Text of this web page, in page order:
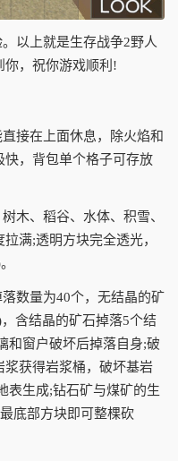
以上就是生存战争2野人
你，祝你游戏顺利!
接在上面休息，除火焰和
快，背包单个格子可存放
木、稻谷、水体、积雪、
满;透明方块完全透光，
数量为40个，无结晶的矿
含结晶的矿石掉落5个结
和窗户破坏后掉落自身;破
获得岩浆桶，破坏基岩
表生成;钻石矿与煤矿的生
底部方块即可整棵砍